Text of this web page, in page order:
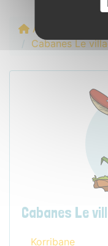
Accueil
Cabanes Le
Cabanes Le
Korribane